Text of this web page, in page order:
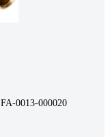
0013-000020